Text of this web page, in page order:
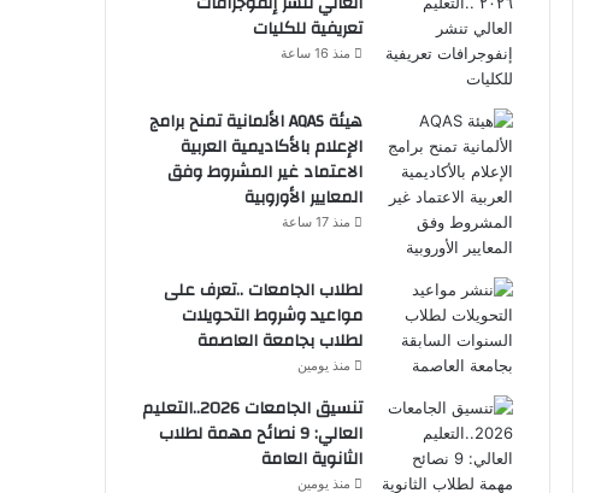
تعريفية للكليات
منذ 16 ساعة
هيئة AQAS الألمانية تمنح برامج
الإعلام بالأكاديمية العربية
الاعتماد غير المشروط وفق
المعايير الأوروبية
منذ 17 ساعة
لطلاب الجامعات ..تعرف على
مواعيد وشروط التحويلات
لطلاب بجامعة العاصمة
منذ يومين
تنسيق الجامعات 2026..التعليم
العالي: 9 نصائح مهمة لطلاب
الثانوية العامة
منذ يومين